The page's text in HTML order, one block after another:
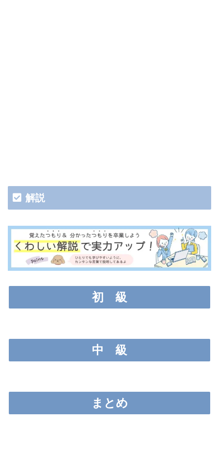
解説
初 級
中 級
まとめ